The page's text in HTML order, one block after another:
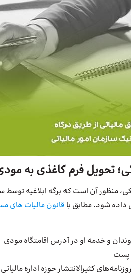
تحویل فرم کاغذی به
منظور آن است که برگه ابلاغیه توسط
شود. مطابق با قانون مالیات های
و خدمه او در آدرس اقامتگاه مودی
پست
کثیرالانتشار حوزه اداره